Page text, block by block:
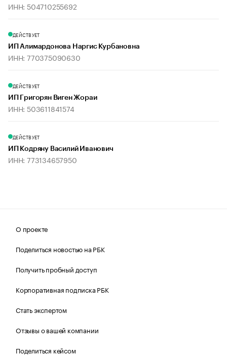
ИНН: 504710255692
ДЕЙСТВУЕТ
ИП Алимардонова Наргис Курбановна
ИНН: 770375090630
ДЕЙСТВУЕТ
ИП Григорян Виген Жораи
ИНН: 503611841574
ДЕЙСТВУЕТ
ИП Кодряну Василий Иванович
ИНН: 773134657950
О проекте
Поделиться новостью на РБК
Получить пробный доступ
Корпоративная подписка РБК
Стать экспертом
Отзывы о вашей компании
Поделиться кейсом